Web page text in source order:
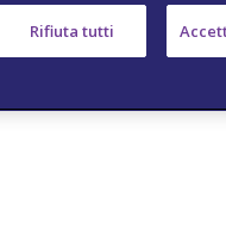
il comportamento
essere
Rifiuta tutti